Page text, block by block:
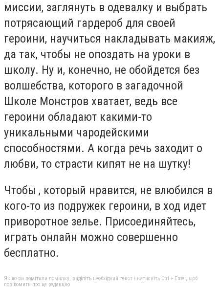
миссии, заглянуть в одевалку и выбрать
потрясающий гардероб для своей
героини, научиться накладывать макияж,
да так, чтобы не опоздать на уроки в
школу. Ну и, конечно, не обойдется без
волшебства, которого в загадочной
Школе Монстров хватает, ведь все
героини обладают какими-то
уникальными чародейскими
способностями. А когда речь заходит о
любви, то страсти кипят не на шутку!
Чтобы , который нравится, не влюбился в
кого-то из подружек героини, в ход идет
приворотное зелье. Присоединяйтесь,
играть онлайн можно совершенно
бесплатно.
Якщо ви помітили помилку, виділіть необхідний текст і натисніть Ctrl + Enter, щоб
повідомити про це редакцію